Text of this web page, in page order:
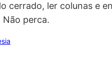
cerrado, ler colunas e
Não perca.